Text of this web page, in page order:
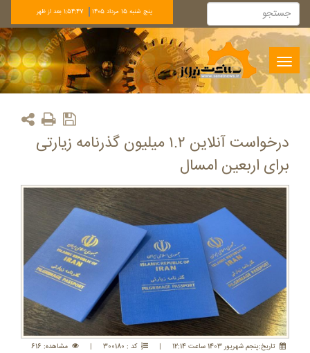
پنج شنبه 15 مرداد 1405 1:54:47 بعد از ظهر
Toggle
navigation
درخواست آنلاین ۱.۲ میلیون گذرنامه زیارتی
برای اربعین امسال
تاريخ:پنجم شهريور 1403 ساعت 12:14 | کد : 300180 | مشاهده: 616